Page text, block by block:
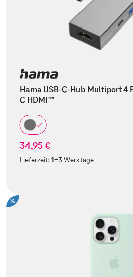
Hama USB-C-Hub Multiport 4
C HDMI™
34,95 €
Lieferzeit:1-3 Werktage
%